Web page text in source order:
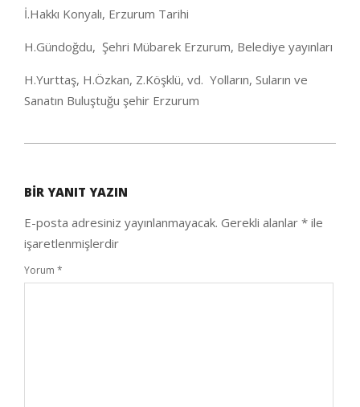
İ.Hakkı Konyalı, Erzurum Tarihi
H.Gündoğdu, Şehri Mübarek Erzurum, Belediye yayınları
H.Yurttaş, H.Özkan, Z.Köşklü, vd. Yolların, Suların ve
Sanatın Buluştuğu şehir Erzurum
04
BIR YANIT YAZIN
E-posta adresiniz yayınlanmayacak. Gerekli alanlar * ile
işaretlenmişlerdir
Yorum *